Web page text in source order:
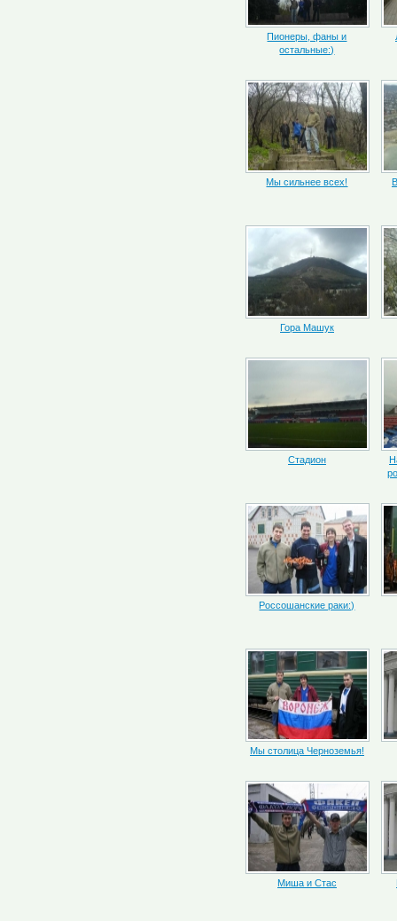
Пионеры, фаны и
остальные:)
Мы сильнее всех!
Гора Машук
Стадион
Россошанские раки:)
Мы столица Черноземья!
Миша и Стас